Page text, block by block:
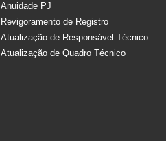
Anuidade PJ
Revigoramento de Registro
Atualização de Responsável Técnico
Atualização de Quadro Técnico